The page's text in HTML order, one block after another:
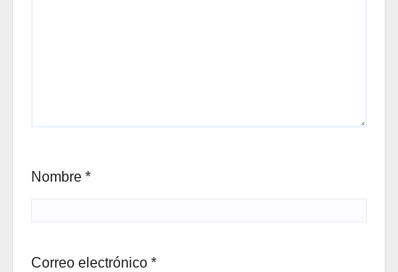
Nombre *
Correo electrónico *